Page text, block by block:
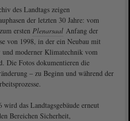
des Landtags zeigen
der letzten 30 Jahre: vom
ersten Plenarsaal Anfang der
von 1998, in der ein Neubau mit
und moderner Klimatechnik vom
Die Fotos dokumentieren die
– zu Beginn und während der
das Landtagsgebäude erneut
Bereichen Sicherheit,